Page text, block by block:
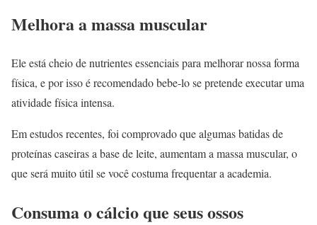
Melhora a massa muscular
Ele está cheio de nutrientes essenciais para melhorar nossa forma
física, e por isso é recomendado bebe-lo se pretende executar uma
atividade física intensa.
Em estudos recentes, foi comprovado que algumas batidas de
proteínas caseiras a base de leite, aumentam a massa muscular, o
que será muito útil se você costuma frequentar a academia.
Consuma o cálcio que seus ossos